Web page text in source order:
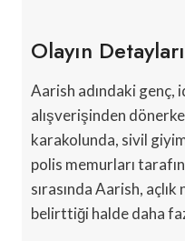
Olayın Detayları
Aarish adındaki genç,
alışverişinden
karakolunda, sivil
polis memurları
sırasında Aarish,
belirttiği halde daha